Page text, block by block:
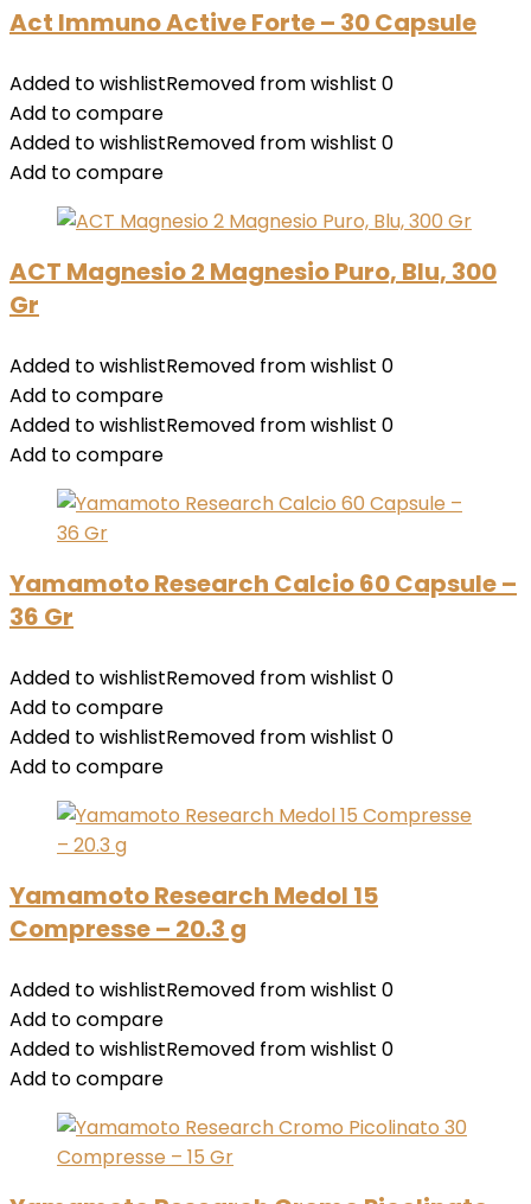
Act Immuno Active Forte – 30 Capsule
Added to wishlistRemoved from wishlist 0
Add to compare
Added to wishlistRemoved from wishlist 0
Add to compare
ACT Magnesio 2 Magnesio Puro, Blu, 300
Gr
Added to wishlistRemoved from wishlist 0
Add to compare
Added to wishlistRemoved from wishlist 0
Add to compare
Yamamoto Research Calcio 60 Capsule –
36 Gr
Added to wishlistRemoved from wishlist 0
Add to compare
Added to wishlistRemoved from wishlist 0
Add to compare
Yamamoto Research Medol 15
Compresse – 20.3 g
Added to wishlistRemoved from wishlist 0
Add to compare
Added to wishlistRemoved from wishlist 0
Add to compare